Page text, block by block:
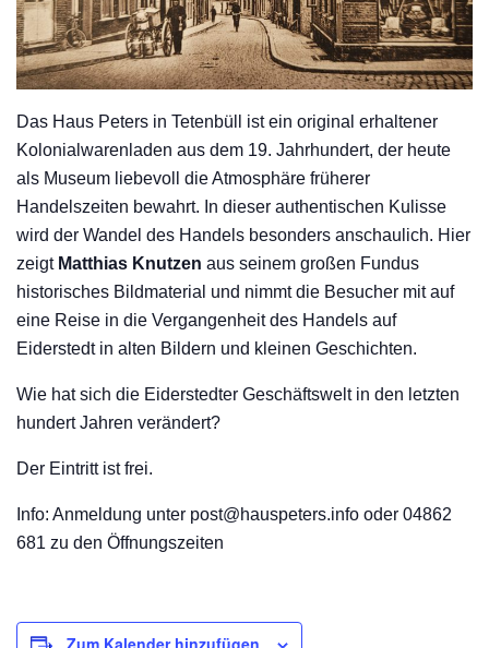
Das Haus Peters in Tetenbüll ist ein original erhaltener
Kolonialwarenladen aus dem 19. Jahrhundert, der heute
als Museum liebevoll die Atmosphäre früherer
Handelszeiten bewahrt. In dieser authentischen Kulisse
wird der Wandel des Handels besonders anschaulich. Hier
zeigt Matthias Knutzen aus seinem großen Fundus
historisches Bildmaterial und nimmt die Besucher mit auf
eine Reise in die Vergangenheit des Handels auf
Eiderstedt in alten Bildern und kleinen Geschichten.
Wie hat sich die Eiderstedter Geschäftswelt in den letzten
hundert Jahren verändert?
Der Eintritt ist frei.
Info: Anmeldung unter post@hauspeters.info oder 04862
681 zu den Öffnungszeiten
Zum Kalender hinzufügen